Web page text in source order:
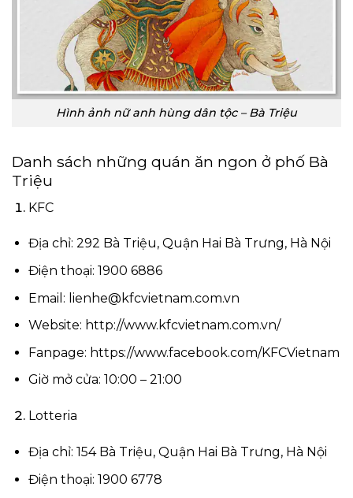
Hình ảnh nữ anh hùng dân tộc – Bà Triệu
Danh sách những quán ăn ngon ở phố Bà
Triệu
KFC
Địa chỉ: 292 Bà Triệu, Quận Hai Bà Trưng, Hà Nội
Điện thoại: 1900 6886
Email: lienhe@kfcvietnam.com.vn
Website: http://www.kfcvietnam.com.vn/
Fanpage: https://www.facebook.com/KFCVietnam
Giờ mở cửa: 10:00 – 21:00
Lotteria
Địa chỉ: 154 Bà Triệu, Quận Hai Bà Trưng, Hà Nội
Điện thoại: 1900 6778